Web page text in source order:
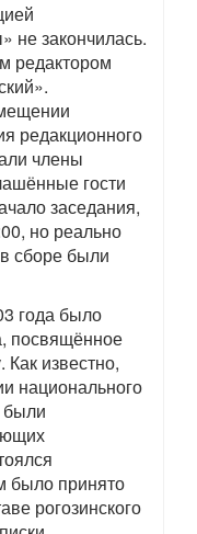
не закончилась.
редактором
редакционного
члены
гости
заседания,
но реально
сборе были
года было
посвящённое
известно,
национального
было принято
рогозинского